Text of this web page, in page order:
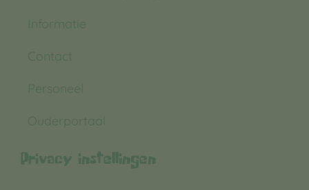
Informatie
Contact
Personeel
Ouderportaal
Privacy instellingen